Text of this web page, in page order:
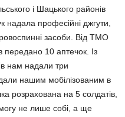
і Шацького районів
професійні джгути,
засоби. Від ТМО
передано 10 аптечок. Із
нам надали три
нашим мобілізованим в
розрахована на 5 солдатів,
не лише собі, а ще